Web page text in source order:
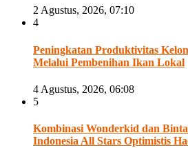
2 Agustus, 2026, 07:10
4
Peningkatan Produktivitas
Melalui Pembenihan Ikan Lokal
4 Agustus, 2026, 06:08
5
Kombinasi Wonderkid dan
Indonesia All Stars Optimistis